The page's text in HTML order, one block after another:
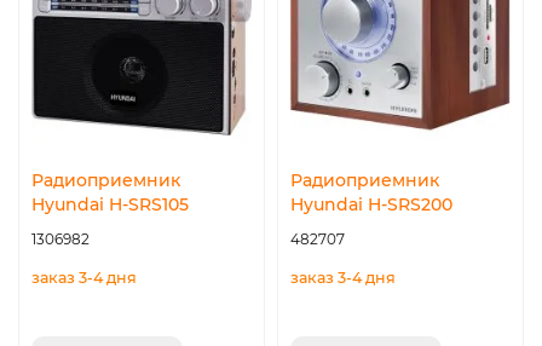
Радиоприемник
Hyundai H-SRS105
1306982
заказ 3-4 дня
Радиоприемник
Hyundai H-SRS200
482707
заказ 3-4 дня